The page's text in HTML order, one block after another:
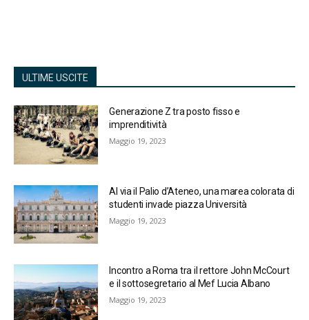
ULTIME USCITE
Generazione Z tra posto fisso e
imprenditività
Maggio 19, 2023
Al via il Palio d’Ateneo, una marea colorata di
studenti invade piazza Università
Maggio 19, 2023
Incontro a Roma tra il rettore John McCourt
e il sottosegretario al Mef Lucia Albano
Maggio 19, 2023